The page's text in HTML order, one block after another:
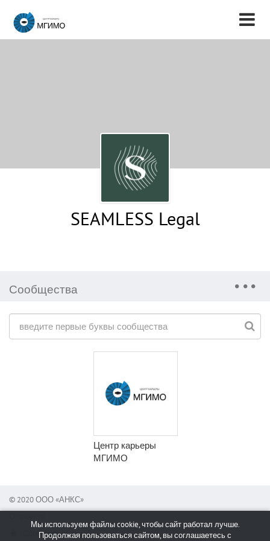
SEAMLESS Legal
Сообщества
Центр карьеры
МГИМО
© 2020 ООО «АНКС»
Сообщить об ошибке
Мы используем файлы cookie, чтобы сайт работал лучше.
Продолжая пользоваться сайтом, вы соглашаетесь с